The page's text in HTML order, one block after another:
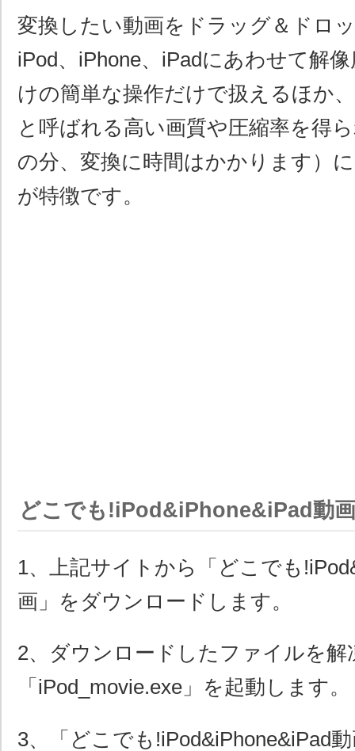
変換したい動画をドラッグ＆ドロ
iPod、iPhone、iPadにあわせて解
けの簡単な操作だけで扱えるほか
と呼ばれる高い画質や圧縮率を得
の分、変換に時間はかかります）
が特徴です。
どこでも!iPod&iPhone&iPad動
1、上記サイトから「どこでも
画」をダウンロードします。
2、ダウンロードしたファイルを解
「iPod_movie.exe」を起動します。
3、「どこでも!iPod&iPhone&iPad